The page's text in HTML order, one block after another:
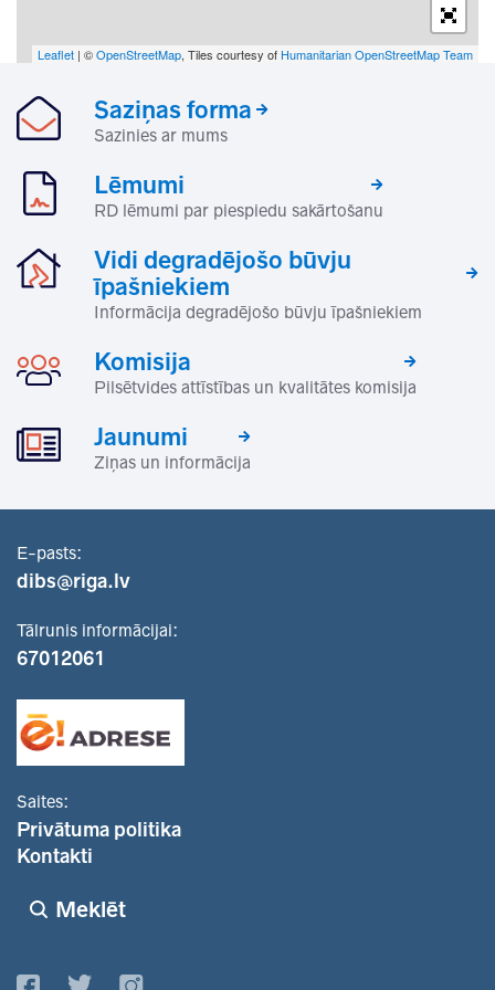
Leaflet | ©OpenStreetMap, Tiles courtesy of Humanitarian OpenStreetMap Team
Saziņas forma
Sazinies ar mums
Lēmumi
RD lēmumi par piespiedu sakārtošanu
Vidi degradējošo būvju
īpašniekiem
Informācija degradējošo būvju īpašniekiem
Komisija
Pilsētvides attīstības un kvalitātes komisija
Jaunumi
Ziņas un informācija
E-pasts:
dibs@riga.lv
Tālrunis informācijai:
67012061
Saites:
Privātuma politika
Kontakti
Meklēt